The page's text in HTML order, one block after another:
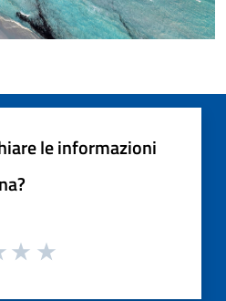
le informazioni